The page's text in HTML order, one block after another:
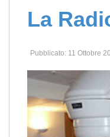
La
Pubblicato: 11 Ottobre